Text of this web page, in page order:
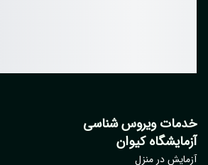
ویروس شناسی
کیوان
در منزل